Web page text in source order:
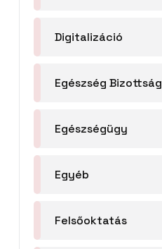
Digitalizáció
Egészség Bizottság
Egészségügy
Egyéb
Felsőoktatás